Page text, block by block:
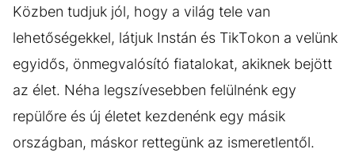
Közben tudjuk jól, hogy a világ tele van
lehetőségekkel, látjuk Instán és TikTokon a velünk
egyidős, önmegvalósító fiatalokat, akiknek bejött
az élet. Néha legszívesebben felülnénk egy
repülőre és új életet kezdenénk egy másik
országban, máskor rettegünk az ismeretlentől.